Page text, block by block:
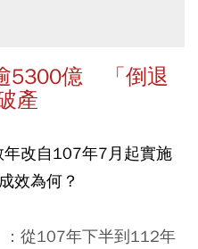
5300億 「倒退
產
改自107年7月起實施
效為何？
從107年下半到112年